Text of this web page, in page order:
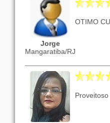
Jorge
Mangaratiba/RJ
OTIMO
Proveitoso